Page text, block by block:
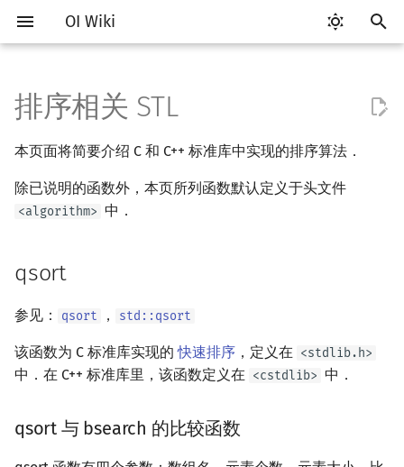
OI Wiki
入
以
开
始
Getting Started
如何参与
数学符号表
F.A.Q.
镜像站列表
比赛相关简介
题型
技巧
出题
工具软件简介
Notepad++
Kate
Dev-C++
评测工具
编译器
WSL (Windows 10)
Special Judge
Checker
语言基础简介
高级数据类型
函数
文件操作
C++ 标准库
pair
常量
新版 C++ 特性
Lambda 表达式
Pascal 转 C++ 急救
Python 速成
Java 速成
复杂度简介
qsort
数
std::nth_element
std::stable_sort
std::partial_sort
搜索部分简介
BFS（搜索）
A*
迭代加深搜索
IDA*
动态规划部分简介
记忆化搜索
DAG 上的 DP
树形 DP
状压 DP
WQS 二分
状态设计优化
字符串部分简介
标准库
字典树 (Trie)
前缀函数与 KMP 算法
Boyer–Moore 算法
数学部分简介
数字系统
高精度计算
快速幂
置换和排列
筛法
分解质因数
裴蜀定理 & 一次不定方程
Chirp Z 变换
多项式牛顿迭代
多项式多点求值|快速插值
卡特兰数
斯特林数
贝尔数
行列式
线性空间
线性基
数据结构部分简介
队列
并查集
堆
块状数据结构
Kinetic Tournament Tree
笛卡尔树
Size Balanced Tree
AVL 树
可持久化可并堆
图论部分简介
图的存储
树上问题 树链剖分
树上启发式合并
虚树
有向无环图
拓扑排序
Stoer–Wagner 算法
稳定匹配
计算几何部分简介
三维计算几何基础
三角剖分
凸包
扫描线
杂项简介
双指针
随机化
悬线法
有限状态自动机
RMQ
括号序列
排序相关 STL
本页面将简要介绍 C 和 C++ 标准库中实现的排序算法．
除已说明的函数外，本页所列函数默认定义于头文件
<algorithm> 中．
qsort
参见： qsort ， std::qsort
该函数为 C 标准库实现的快速排序 ，定义在 <stdlib.h>
中．在 C++ 标准库里，该函数定义在 <cstdlib> 中．
qsort 与 bsearch 的比较函数